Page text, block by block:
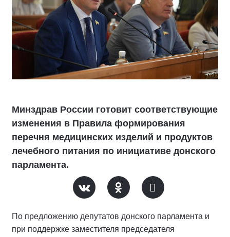
Минздрав России готовит соответствующие
изменения в Правила формирования
перечня медицинских изделий и продуктов
лечебного питания по инициативе донского
парламента.
По предложению депутатов донского парламента и
при поддержке заместителя председателя